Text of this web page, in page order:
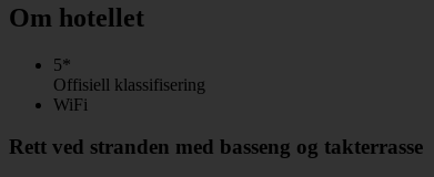
Om hotellet
5*
Offisiell klassifisering
WiFi
Rett ved stranden med basseng og takterrasse